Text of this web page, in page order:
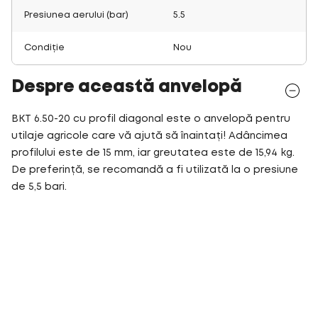
Presiunea aerului (bar) 5.5
Condiție Nou
Despre această anvelopă
BKT 6.50-20 cu profil diagonal este o anvelopă pentru
utilaje agricole care vă ajută să înaintați! Adâncimea
profilului este de 15 mm, iar greutatea este de 15,94 kg.
De preferință, se recomandă a fi utilizată la o presiune
de 5,5 bari.